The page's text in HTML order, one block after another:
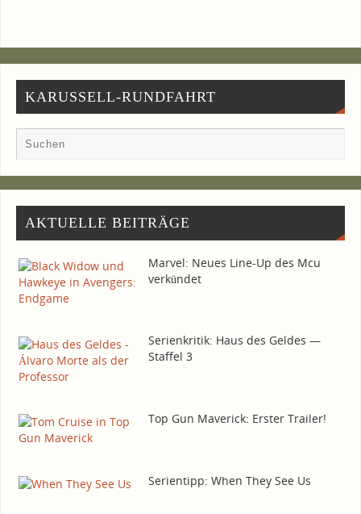
KARUSSELL-RUNDFAHRT
AKTU­EL­LE BEITRÄGE
Mar­vel: Neu­es Line-Up des Mcu
verkündet
Seri­en­kri­tik: Haus des Gel­des —
Staf­fel 3
Top Gun Maverick: Ers­ter Trailer!
Seri­en­tipp: When They See Us